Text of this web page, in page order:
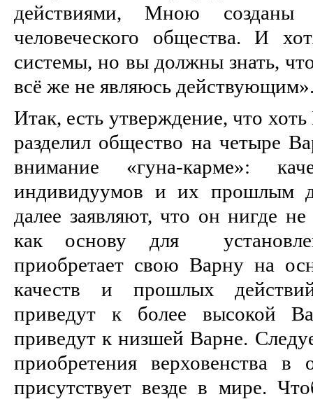
действиями, Мною
человеческого общества. И
системы, но вы должны знать,
всё же не являюсь
Итак, есть утверждение, что
разделил общество на четыре
внимание «гуна-карме»:
индивидуумов и их прошлым
далее заявляют, что он нигде
как основу для
приобретает свою Варну на
качеств и прошлых
приведут к более высокой
приведут к низшей Варне.
приобретения верховенства в
присутствует везде в мире.